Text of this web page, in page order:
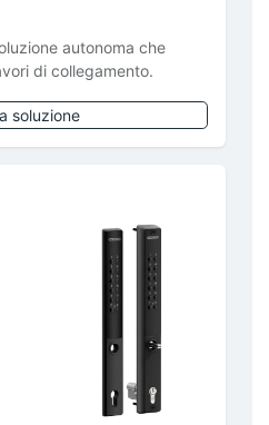
autonoma che
di collegamento.
soluzione